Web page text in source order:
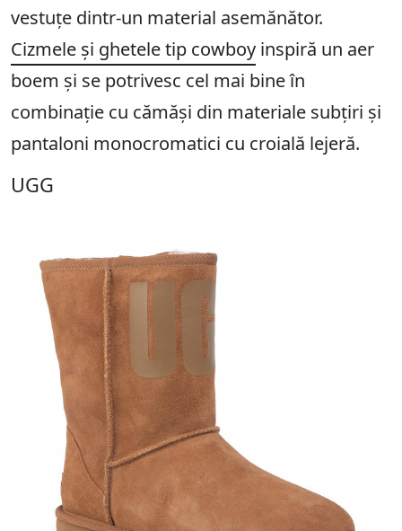
vestuțe dintr-un material asemănător.
Cizmele și ghetele tip cowboy inspiră un aer
boem și se potrivesc cel mai bine în
combinație cu cămăși din materiale subțiri și
pantaloni monocromatici cu croială lejeră.
UGG